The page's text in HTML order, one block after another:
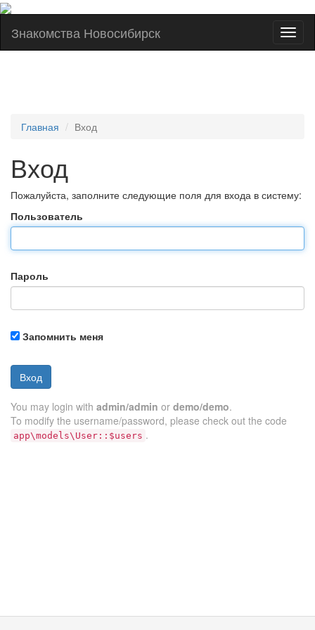
Знакомства Новосибирск
Главная Вход
Вход
Пожалуйста, заполните следующие поля для входа в систему:
Пользователь
Пароль
Запомнить меня
Вход
You may login with admin/admin or demo/demo.
To modify the username/password, please check out the code
app\models\User::$users .